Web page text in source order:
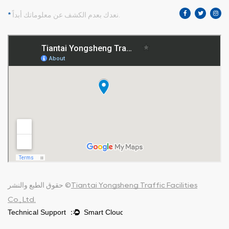
*
حقوق الطبع والنشر © Tiantai Yongsheng Traffic Facilities
Co., Ltd.